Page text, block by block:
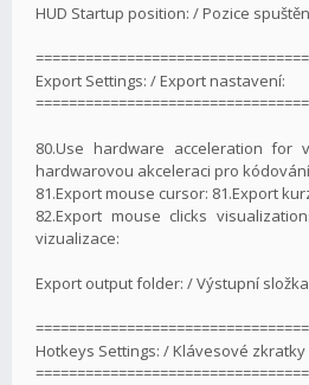
HUD Startup position: / Pozice
Export Settings: / Export nastavení:
80.Use hardware acceleration for
hardwarovou akceleraci pro
81.Export mouse cursor: 81.Export
82.Export mouse clicks
vizualizace:
Export output folder: / Výstupní
Hotkeys Settings: / Klávesové